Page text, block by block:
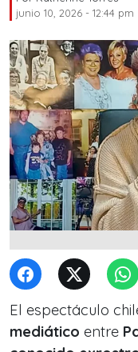
junio 10, 2026 - 12:44 pm
El espectáculo
mediático entre